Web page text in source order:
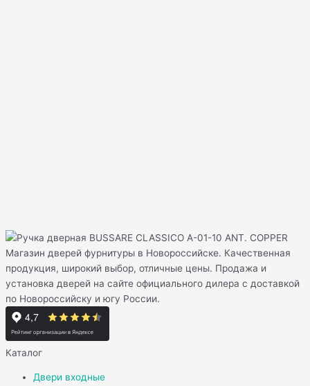
Магазин дверей фурнитуры в Новороссийске. Качественная
продукция, широкий выбор, отличные цены. Продажа и
установка дверей на сайте официального дилера с доставкой
по Новороссийску и югу России.
Каталог
Двери входные